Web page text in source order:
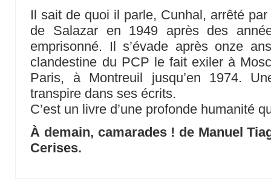
Il sait de quoi il parle, Cunhal, arrêté
de Salazar en 1949 après des
emprisonné. Il s’évade après onze
clandestine du PCP le fait exiler à
Paris, à Montreuil jusqu’en 1974.
transpire dans ses écrits.
C’est un livre d’une profonde humanité
À demain, camarades ! de Manuel
Cerises.